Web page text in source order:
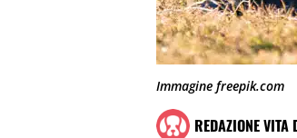
Immagine freepik.com
REDAZIONE VITA